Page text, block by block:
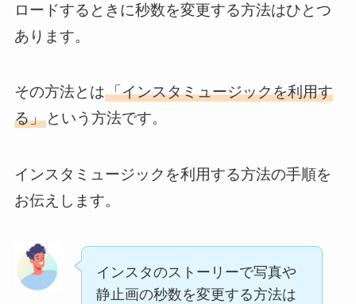
ロードするときに秒数を変更する方法はひとつ
あります。
その方法とは「インスタミュージックを利用す
る」という方法です。
インスタミュージックを利用する方法の手順を
お伝えします。
インスタのストーリーで写真や
静止画の秒数を変更する方法は